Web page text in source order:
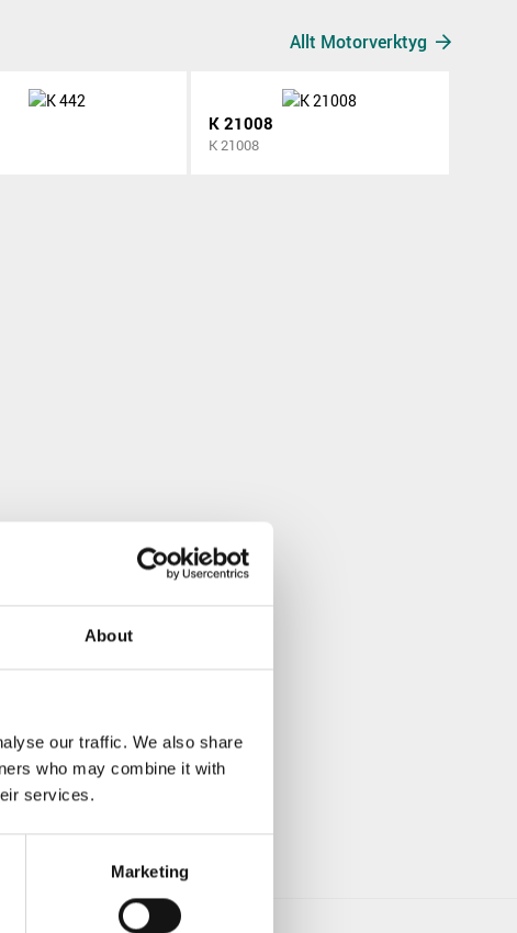
About
our traffic. We also share
who may combine it with
services.
Marketing
Allt Motorverktyg
K 21008
K 21008